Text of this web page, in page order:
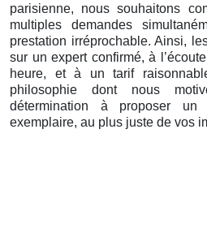
parisienne, nous souhaitons
multiples demandes
prestation irréprochable. Ainsi,
sur un expert confirmé, à
heure, et à un tarif
philosophie dont nous
détermination à proposer un
exemplaire, au plus juste de vos